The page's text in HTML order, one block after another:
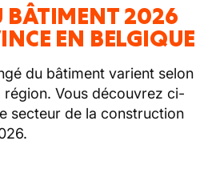
BÂTIMENT 2026
EN BELGIQUE
du bâtiment varient selon
région. Vous découvrez ci-
secteur de la construction